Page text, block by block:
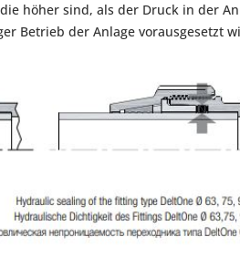
höher sind, als der Druck in der
Betrieb der Anlage vorausgesetzt